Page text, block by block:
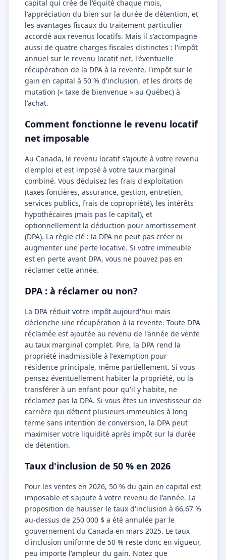
capital qui crée de l'équité chaque mois,
l'appréciation du bien sur la durée de détention, et
les avantages fiscaux du traitement particulier
accordé aux revenus locatifs. Mais il s'accompagne
aussi de quatre charges fiscales distinctes : l'impôt
annuel sur le revenu locatif net, l'éventuelle
récupération de la DPA à la revente, l'impôt sur le
gain en capital à 50 % d'inclusion, et les droits de
mutation (« taxe de bienvenue » au Québec) à
l'achat.
Comment fonctionne le revenu locatif
net imposable
Au Canada, le revenu locatif s'ajoute à votre revenu
d'emploi et est imposé à votre taux marginal
combiné. Vous déduisez les frais d'exploitation
(taxes foncières, assurance, gestion, entretien,
services publics, frais de copropriété), les intérêts
hypothécaires (mais pas le capital), et
optionnellement la déduction pour amortissement
(DPA). La règle clé : la DPA ne peut pas créer ni
augmenter une perte locative. Si votre immeuble
est en perte avant DPA, vous ne pouvez pas en
réclamer cette année.
DPA : à réclamer ou non?
La DPA réduit votre impôt aujourd'hui mais
déclenche une récupération à la revente. Toute DPA
réclamée est ajoutée au revenu de l'année de vente
au taux marginal complet. Pire, la DPA rend la
propriété inadmissible à l'exemption pour
résidence principale, même partiellement. Si vous
pensez éventuellement habiter la propriété, ou la
transférer à un enfant pour qu'il y habite, ne
réclamez pas la DPA. Si vous êtes un investisseur de
carrière qui détient plusieurs immeubles à long
terme sans intention de conversion, la DPA peut
maximiser votre liquidité après impôt sur la durée
de détention.
Taux d'inclusion de 50 % en 2026
Pour les ventes en 2026, 50 % du gain en capital est
imposable et s'ajoute à votre revenu de l'année. La
proposition de hausser le taux d'inclusion à 66,67 %
au-dessus de 250 000 $ a été annulée par le
gouvernement du Canada en mars 2025. Le taux
d'inclusion uniforme de 50 % reste donc en vigueur,
peu importe l'ampleur du gain. Notez que